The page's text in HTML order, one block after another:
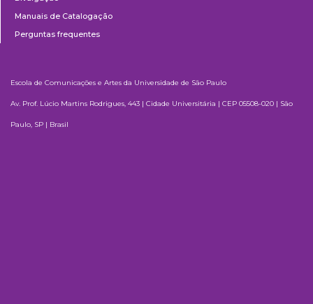
Manuais de Catalogação
Perguntas frequentes
Escola de Comunicações e Artes da Universidade de São Paulo
Av. Prof. Lúcio Martins Rodrigues, 443 | Cidade Universitária | CEP 05508-020 | São
Paulo, SP | Brasil